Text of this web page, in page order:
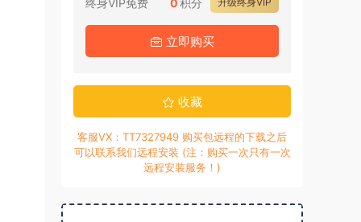
终身VIP免费 0积分
立即购买
收藏
客服VX：TT7327949 购买包远程的下载之后
可以联系我们远程安装 (注：购买一次只有一次
远程安装服务！)